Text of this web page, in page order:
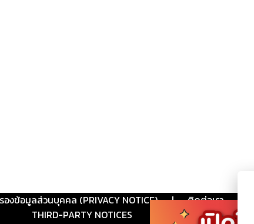
องข้อมูลส่วนบุคคล (PRIVACY NOTICE) | ติดต่อเรา
THIRD-PARTY NOTICES